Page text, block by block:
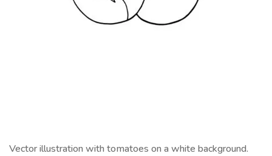
Vector illustration with tomatoes on a white background.